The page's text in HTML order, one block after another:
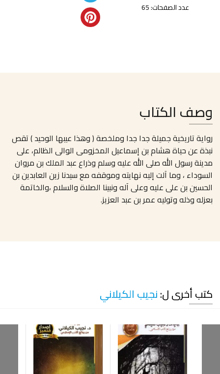
عدد الصفحات: 65
وصف الكتاب
رواية تاريخية جميلة جدا جدا وملخصة(وهذا عيبها الوحيد)تقص
نبذة عن حياة هشام بن إسماعيل المخزومى الوالى الظالم، على
مدينة رسول الله صلى الله عليه وسلم وذراع عبد الملك بن مروان
السوداء ، وما آلت إليه نهايته وموقفه مع سيدنا زين العابدين بن
الحسين بن على عليه وعلى آله ونبينا الصلاة والسلام ،والخاتمة
بعزله وذله وتوليه عمر بن عبد العزيز.
كتب أخرى ل:نجيب الكيلاني